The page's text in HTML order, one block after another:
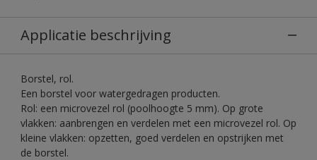
Applicatie beschrijving
Borstel, rol.
Een borstel voor watergedragen producten.
Rol: een microvezel rol (poolhoogte 5 mm). Op grote
vlakken: aanbrengen en verdelen met een microvezel rol. Op
kleine vlakken: opzetten, goed verdelen en opstrijken met
de borstel.